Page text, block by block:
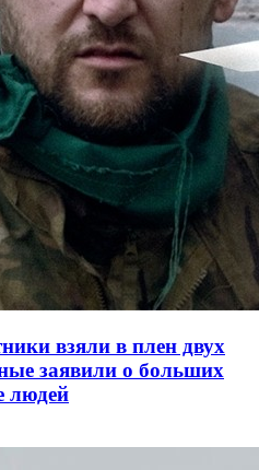
взяли в плен двух
заявили о больших
людей